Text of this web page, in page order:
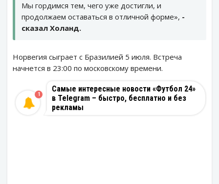
Мы гордимся тем, чего уже достигли, и
продолжаем оставаться в отличной форме», -
сказал Холанд.
Норвегия сыграет с Бразилией 5 июля. Встреча
начнется в 23:00 по московскому времени.
Самые интересные новости «Футбол 24»
в Telegram – быстро, бесплатно и без
рекламы
1